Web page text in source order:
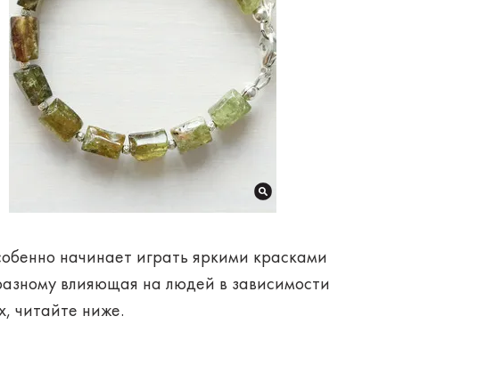
начинает играть яркими красками
влияющая на людей в зависимости
читайте ниже.